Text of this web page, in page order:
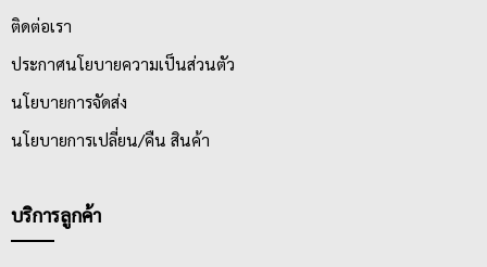
ติดต่อเรา
ประกาศนโยบายความเป็นส่วนตัว
นโยบายการจัดส่ง
นโยบายการเปลี่ยน/คืน สินค้า
บริการลูกค้า